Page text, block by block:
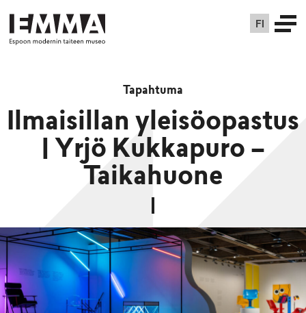
FI
Tapahtuma
Ilmaisillan yleisöopastus
| Yrjö Kukkapuro –
Taikahuone